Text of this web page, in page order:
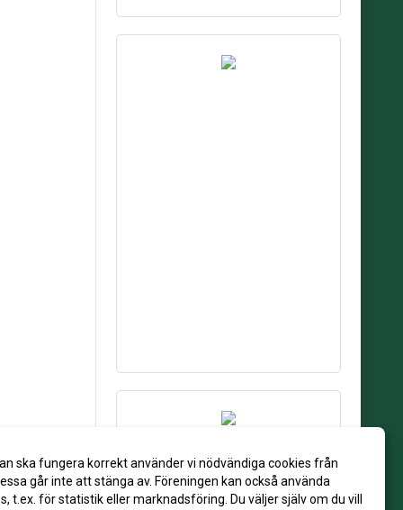
ska fungera korrekt använder vi nödvändiga cookies från
går inte att stänga av. Föreningen kan också använda
t.ex. för statistik eller marknadsföring. Du väljer själv om du vill